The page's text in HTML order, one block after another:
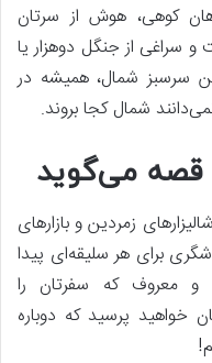
کوهی، هوش از سرتان
سراغی از جنگل دوهزار یا
سرسبز شمال، همیشه در
شمال کجا بروند.
قصه می‌گوید
زمردین و بازارهای
برای هر سلیقه‌ای پیدا
معروف که سفرتان را
خواهید پرسید که دوباره